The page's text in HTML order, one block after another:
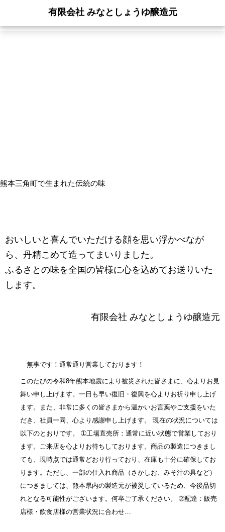
有限会社 みなとしょうゆ醸造元
熊本三角町で生まれた伝統の味
おいしいと喜んでいただける顔を思い浮かべなが
ら、丹精こめて造ってまいりました。
ふるさとの味を全国の皆様に心を込めてお送りいた
します。
有限会社 みなとしょうゆ醸造元
無事です！通常通り営業しております！
このたびの令和8年熊本地震により被災された皆さまに、心よりお見
舞い申し上げます。一日も早い復旧・復興を心よりお祈り申し上げ
ます。また、非常に多くの皆さまから温かいお言葉やご支援をいた
だき、社員一同、心より感謝申し上げます。 現在の状況については
以下のとおりです。 ➀工場直売所：通常に近い状態で営業しており
ます。ご来店を心よりお待ちしております。商品の製造につきまし
ても、現時点では通常どおり行っており、在庫も十分に確保してお
ります。ただし、一部の仕入れ商品（さかしお、みそ汁の具など）
につきましては、熊本県内の製造元が被災しているため、今後品切
れとなる可能性がございます。何卒ご了承ください。 ➁配達：販売
店様・飲食店様の営業状況に合わせ…